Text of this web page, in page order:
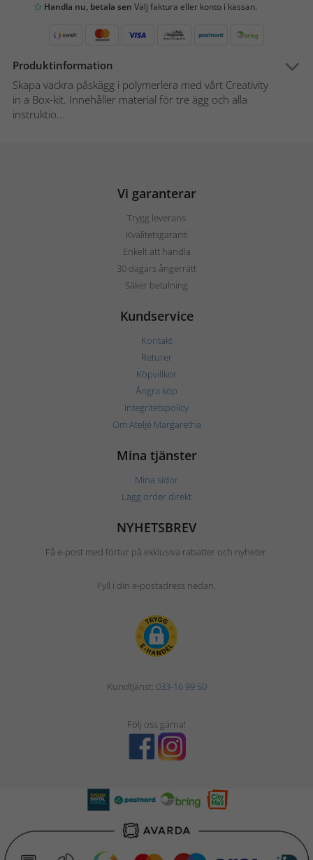
Handla nu, betala sen Välj faktura eller konto i kassan.
Produktinformation
Skapa vackra påskägg i polymerlera med vårt Creativity
in a Box-kit. Innehåller material för tre ägg och alla
instruktio...
Vi garanterar
Trygg leverans
Kvalitetsgaranti
Enkelt att handla
30 dagars ångerrätt
Säker betalning
Kundservice
Kontakt
Returer
Köpvillkor
Ångra köp
Integritetspolicy
Om Ateljé Margaretha
Mina tjänster
Mina sidor
Lägg order direkt
NYHETSBREV
Få e-post med förtur på exklusiva rabatter och nyheter.
Fyll i din e-postadress nedan.
Kundtjänst: 033-16 99 50
Följ oss gärna!